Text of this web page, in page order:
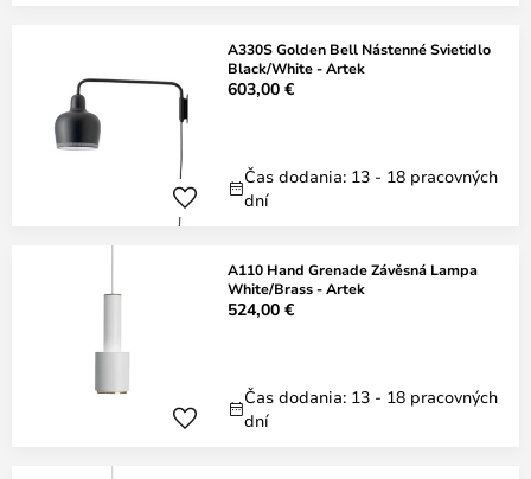
A330S Golden Bell Nástenné Svietidlo
Black/White - Artek
603,00 €
Čas dodania: 13 - 18 pracovných
dní
A110 Hand Grenade Závěsná Lampa
White/Brass - Artek
524,00 €
Čas dodania: 13 - 18 pracovných
dní